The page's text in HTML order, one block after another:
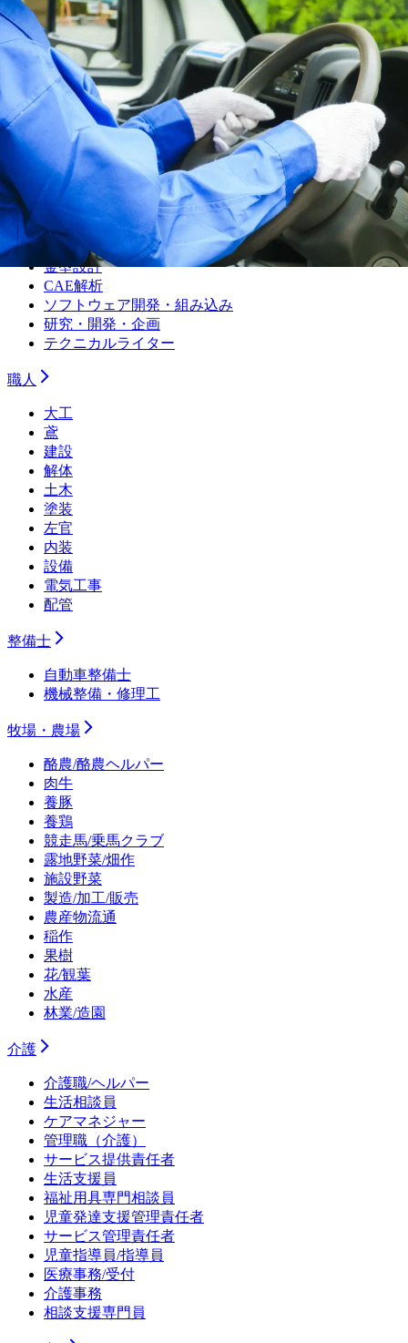
プラントオペレーター
食品・飲料・医薬品製造オペレーター
サービスエンジニア・フィールドエンジニア
シーケンス制御（PLC・シーケンス・ラダー）
品質管理・品質保証
設備保全（機械）
設備保全（電気）
生産技術（機械）
生産技術（電気）
生産管理・購買・工場長
回路設計
機械設計
光学設計
金型設計
CAE解析
ソフトウェア開発・組み込み
研究・開発・企画
テクニカルライター
職人
大工
鳶
建設
解体
土木
塗装
左官
内装
設備
電気工事
配管
整備士
自動車整備士
機械整備・修理工
牧場・農場
酪農/酪農ヘルパー
肉牛
養豚
養鶏
競走馬/乗馬クラブ
露地野菜/畑作
施設野菜
製造/加工/販売
農産物流通
稲作
果樹
花/観葉
水産
林業/造園
介護
介護職/ヘルパー
生活相談員
ケアマネジャー
管理職（介護）
サービス提供責任者
生活支援員
福祉用具専門相談員
児童発達支援管理責任者
サービス管理責任者
児童指導員/指導員
医療事務/受付
介護事務
相談支援専門員